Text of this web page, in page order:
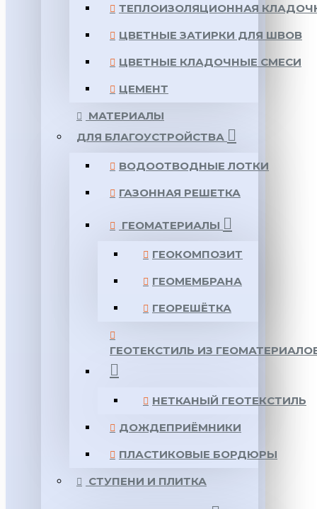
ТЕПЛОИЗОЛЯЦИОННАЯ
ЦВЕТНЫЕ ЗАТИРКИ ДЛЯ ШВОВ
ЦВЕТНЫЕ КЛАДОЧНЫЕ СМЕСИ
ЦЕМЕНТ
МАТЕРИАЛЫ
ДЛЯ БЛАГОУСТРОЙСТВА
ВОДООТВОДНЫЕ ЛОТКИ
ГАЗОННАЯ РЕШЕТКА
ГЕОМАТЕРИАЛЫ
ГЕОКОМПОЗИТ
ГЕОМЕМБРАНА
ГЕОРЕШЁТКА
ГЕОТЕКСТИЛЬ ИЗ
НЕТКАНЫЙ ГЕОТЕКСТИЛЬ
ДОЖДЕПРИЁМНИКИ
ПЛАСТИКОВЫЕ БОРДЮРЫ
СТУПЕНИ И ПЛИТКА